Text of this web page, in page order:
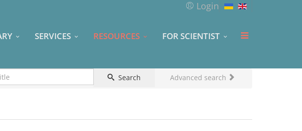
Login
SERVICES RESOURCES FOR SCIENTIST
Search Advanced search